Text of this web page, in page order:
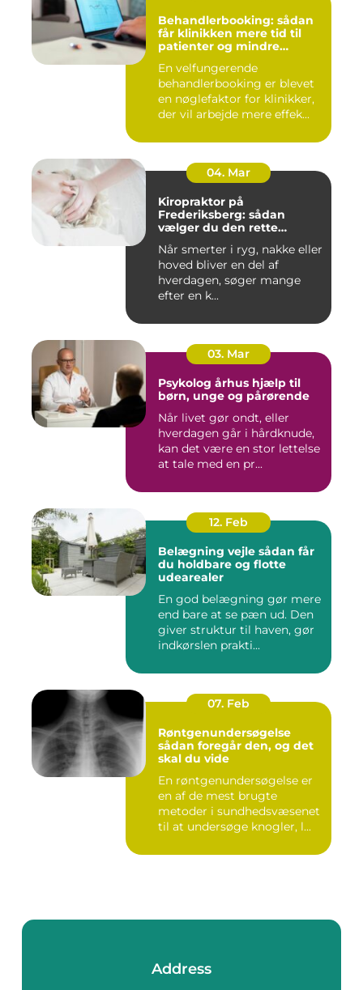
Behandlerbooking: sådan
får klinikken mere tid til
patienter og mindre
En velfungerende
behandlerbooking er blevet
en nøglefaktor for klinikker,
der vil arbejde mere effek...
04. Mar
Kiropraktor på
Frederiksberg: sådan
vælger du den rette
Når smerter i ryg, nakke eller
hoved bliver en del af
hverdagen, søger mange
efter en k...
03. Mar
Psykolog århus hjælp til
børn, unge og pårørende
Når livet gør ondt, eller
hverdagen går i hårdknude,
kan det være en stor lettelse
at tale med en pr...
12. Feb
Belægning vejle sådan får
du holdbare og flotte
udearealer
En god belægning gør mere
end bare at se pæn ud. Den
giver struktur til haven, gør
indkørslen prakti...
07. Feb
Røntgenundersøgelse
sådan foregår den, og det
skal du vide
En røntgenundersøgelse er
en af de mest brugte
metoder i sundhedsvæsenet
til at undersøge knogler, l...
Address